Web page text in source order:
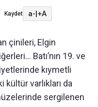
Kaydet a-|+A
çinileri, Elgin
Batı’nın 19. ve
kıymetli
varlıkları da
sergilenen